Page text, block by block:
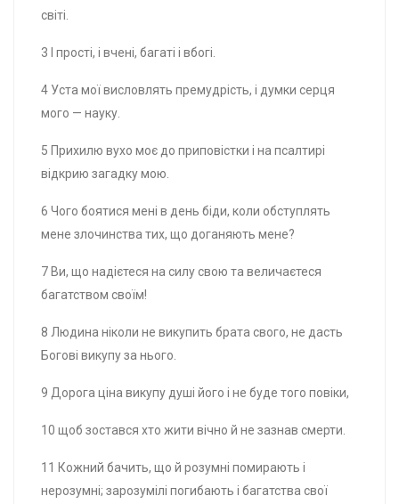
світі.
3 І прості, і вчені, багаті і вбогі.
4 Уста мої висловлять премудрість, і думки серця
мого — науку.
5 Прихилю вухо моє до приповістки і на псалтирі
відкрию загадку мою.
6 Чого боятися мені в день біди, коли обступлять
мене злочинства тих, що доганяють мене?
7 Ви, що надієтеся на силу свою та величаєтеся
багатством своїм!
8 Людина ніколи не викупить брата свого, не дасть
Богові викупу за нього.
9 Дорога ціна викупу душі його і не буде того повіки,
10 щоб зостався хто жити вічно й не зазнав смерти.
11 Кожний бачить, що й розумні помирають і
нерозумні; зарозумілі погибають і багатства свої